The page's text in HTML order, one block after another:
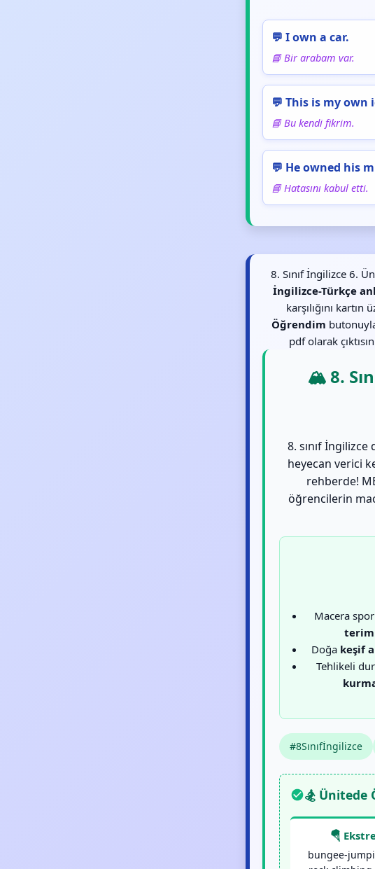
💬 I own a car.
📘 Bir arabam var.
💬 This is my own
📘 Bu kendi fikrim.
💬 He owned his
📘 Hatasını kabul etti.
8. Sınıf İngilizce 6.
İngilizce-Türkçe
karşılığını
Öğrendim
pdf olarak
🏔️ 8.
8. sınıf İngilizce
heyecan verici
rehberde!
öğrencilerin
Macera
Doğa keşif
Tehlikeli
#8Sınıfİngilizce
🏂 Ünitede
🪂
bungee-